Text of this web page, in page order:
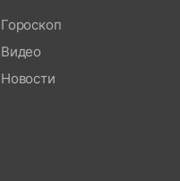
Гороскоп
Видео
Новости